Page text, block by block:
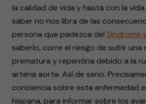
la calidad de vida y hasta con la
saber no nos libra de las
persona que padezca del Síndrome
saberlo, corre el riesgo de sufrir una
prematura y repentina debido a la
arteria aorta. Así de serio.
conciencia sobre esta enfermedad
hispana, para informar sobre los